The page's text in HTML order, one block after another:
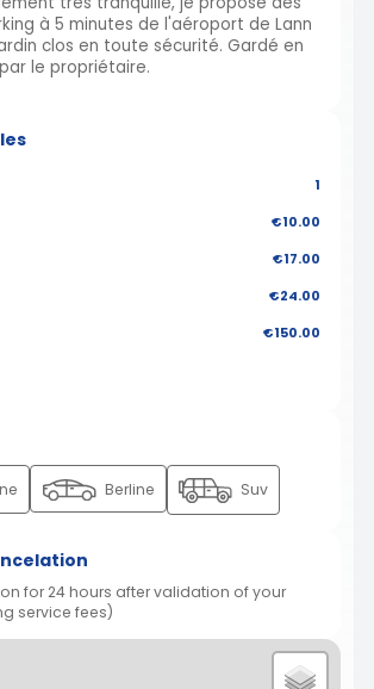
à 5 minutes de l'aéroport de Lann
clos en toute sécurité. Gardé en
le propriétaire.
1
€10.00
€17.00
€24.00
€150.00
Berline Suv
for 24 hours after validation of your
service fees)